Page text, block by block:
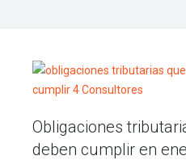
TALLERES
FORO
Obligaciones
deben cumplir en